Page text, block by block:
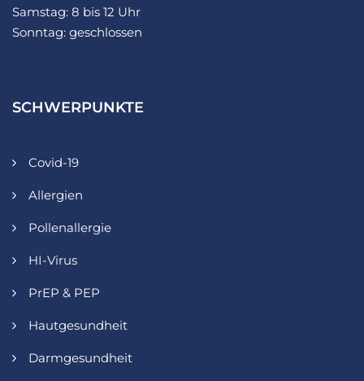
Samstag: 8 bis 12 Uhr
Sonntag: geschlossen
SCHWERPUNKTE
Covid-19
Allergien
Pollenallergie
HI-Virus
PrEP & PEP
Hautgesundheit
Darmgesundheit